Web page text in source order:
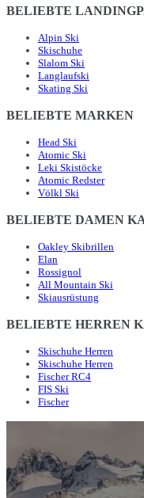
BELIEBTE
Alpin Ski
Skischuhe
Slalom Ski
Langlaufski
Skating Ski
BELIEBTE MARKEN
Head Ski
Atomic Ski
Leki Skistöcke
Atomic Redster
Völkl Ski
BELIEBTE DAMEN
Oakley Skibrillen
Elan
Rossignol
All Mountain Ski
Skiausrüstung
BELIEBTE HERREN
Skischuhe Herren
Skischuhe Herren
Fischer RC4
FIS Ski
Fischer